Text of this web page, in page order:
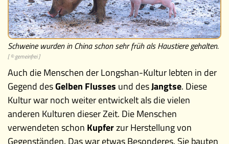
Buchtipps
Schulmaterialien
Museen
Schweine wurden in China schon sehr früh als Haustiere gehalten.
[ © gemeinfrei ]
Auch die Menschen der Longshan-Kultur lebten in der
Gegend desGelben Flusses und desJangtse. Diese
Kultur war noch weiter entwickelt als die vielen
anderen Kulturen dieser Zeit. Die Menschen
verwendeten schon Kupferzur Herstellung von
Gegenständen. Das war etwas Besonderes. Sie bauten